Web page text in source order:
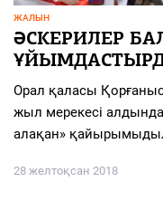
ЖАЛЫН
ӘСКЕРИЛЕР
Орал қаласы Қорғаныс
жыл мерекесі
алақан»
28 желтоқсан 2018